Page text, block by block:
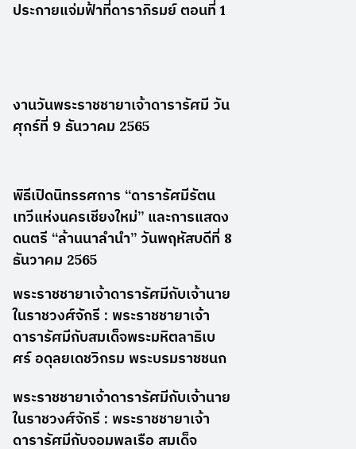
ประกายแจ่มฟ้าที่ดาราภิรมย์ ตอนที่ 1
งานวันพระราชชายาเจ้าดารารัศมี วัน
ศุกร์ที่ 9 ธันวาคม 2565
พิธีเปิดนิทรรศการ “ดารารัศมีรัตน
เทวีแห่งนครเชียงใหม่” และการแสดง
ดนตรี “ล้านนาลำนำ” วันพฤหัสบดีที่ 8
ธันวาคม 2565
พระราชชายาเจ้าดารารัศมีกับเจ้านาย
ในราชวงศ์จักรี : พระราชชายาเจ้า
ดารารัศมีกับสมเด็จพระมหิตลาธิเบ
ศร์ อดุลยเดชวิกรม พระบรมราชชนก
พระราชชายาเจ้าดารารัศมีกับเจ้านาย
ในราชวงศ์จักรี : พระราชชายาเจ้า
ดารารัศมีกับจอมพลเรือ สมเด็จ